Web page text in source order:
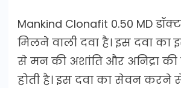
Mankind Clonafit 0.50 MD
मिलने वाली दवा है। इस दवा
से मन की अशांति और अनिद्रा
होती है। इस दवा का सेवन करने